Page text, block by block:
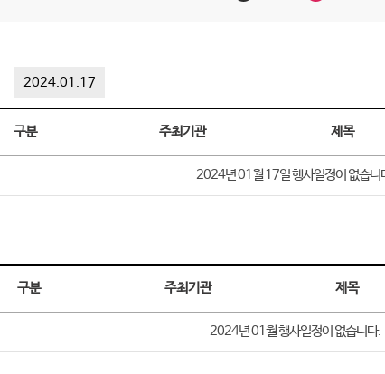
2024.01.17
구분 주최기관 제목
2024년 01월 17일 행사일정이 없습니
구분 주최기관 제목
2024년 01월행사일정이 없습니다.